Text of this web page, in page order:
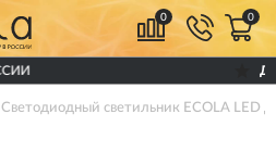
0 0
ПО
Светодиодный светильник ECOLA